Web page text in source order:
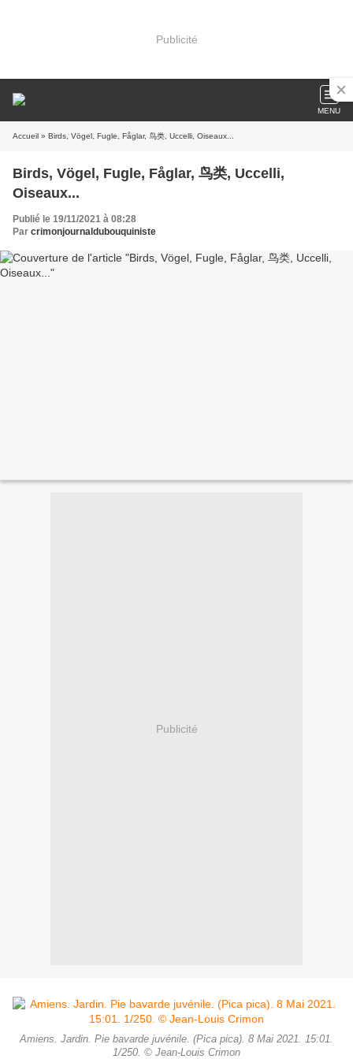
Publicité
MENU
Accueil » Birds, Vögel, Fugle, Fåglar, 鸟类, Uccelli, Oiseaux...
Birds, Vögel, Fugle, Fåglar, 鸟类, Uccelli,
Oiseaux...
Publié le 19/11/2021 à 08:28
Par crimonjournaldubouquiniste
Publicité
Amiens. Jardin. Pie bavarde juvénile. (Pica pica). 8 Mai 2021. 15:01.
1/250. © Jean-Louis Crimon